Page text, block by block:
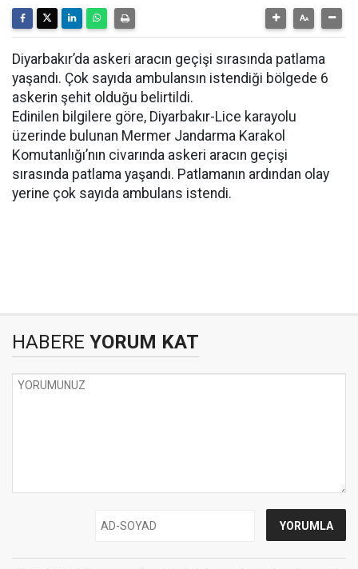
Diyarbakır’da askeri aracın geçişi sırasında patlama
yaşandı. Çok sayıda ambulansın istendiği bölgede 6
askerin şehit olduğu belirtildi.
Edinilen bilgilere göre, Diyarbakır-Lice karayolu
üzerinde bulunan Mermer Jandarma Karakol
Komutanlığı’nın civarında askeri aracın geçişi
sırasında patlama yaşandı. Patlamanın ardından olay
yerine çok sayıda ambulans istendi.
HABERE YORUM KAT